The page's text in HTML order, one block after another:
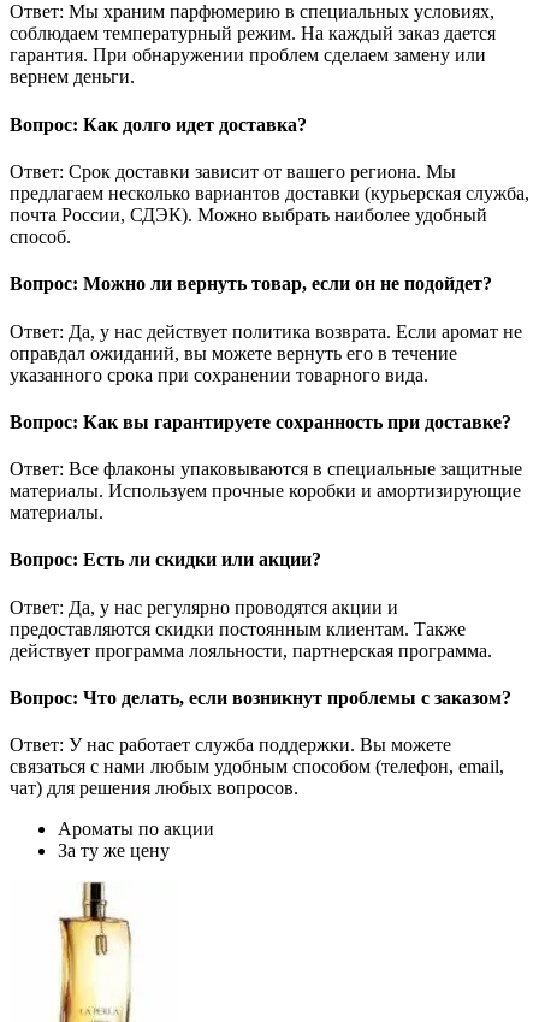
Ответ: Мы храним парфюмерию в специальных условиях,
соблюдаем температурный режим. На каждый заказ дается
гарантия. При обнаружении проблем сделаем замену или
вернем деньги.
Вопрос: Как долго идет доставка?
Ответ: Срок доставки зависит от вашего региона. Мы
предлагаем несколько вариантов доставки (курьерская служба,
почта России, СДЭК). Можно выбрать наиболее удобный
способ.
Вопрос: Можно ли вернуть товар, если он не подойдет?
Ответ: Да, у нас действует политика возврата. Если аромат не
оправдал ожиданий, вы можете вернуть его в течение
указанного срока при сохранении товарного вида.
Вопрос: Как вы гарантируете сохранность при доставке?
Ответ: Все флаконы упаковываются в специальные защитные
материалы. Используем прочные коробки и амортизирующие
материалы.
Вопрос: Есть ли скидки или акции?
Ответ: Да, у нас регулярно проводятся акции и
предоставляются скидки постоянным клиентам. Также
действует программа лояльности, партнерская программа.
Вопрос: Что делать, если возникнут проблемы с заказом?
Ответ: У нас работает служба поддержки. Вы можете
связаться с нами любым удобным способом (телефон, email,
чат) для решения любых вопросов.
Ароматы по акции
За ту же цену